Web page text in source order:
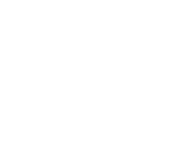
sur la base de 32 commentaires : 5 sur 5